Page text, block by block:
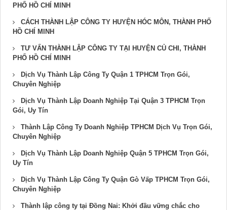
PHỐ HỒ CHÍ MINH
CÁCH THÀNH LẬP CÔNG TY HUYỆN HÓC MÔN, THÀNH PHỐ
HỒ CHÍ MINH
TƯ VẤN THÀNH LẬP CÔNG TY TẠI HUYỆN CỦ CHI, THÀNH
PHỐ HỒ CHÍ MINH
Dịch Vụ Thành Lập Công Ty Quận 1 TPHCM Trọn Gói,
Chuyên Nghiệp
Dịch Vụ Thành Lập Doanh Nghiệp Tại Quận 3 TPHCM Trọn
Gói, Uy Tín
Thành Lập Công Ty Doanh Nghiệp TPHCM Dịch Vụ Trọn Gói,
Chuyên Nghiệp
Dịch Vụ Thành Lập Doanh Nghiệp Quận 5 TPHCM Trọn Gói,
Uy Tín
Dịch Vụ Thành Lập Công Ty Quận Gò Vấp TPHCM Trọn Gói,
Chuyên Nghiệp
Thành lập công ty tại Đồng Nai: Khởi đầu vững chắc cho